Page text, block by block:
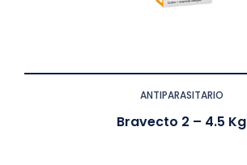
ANTIPARASITARIO
Bravecto 2 – 4.5 Kg